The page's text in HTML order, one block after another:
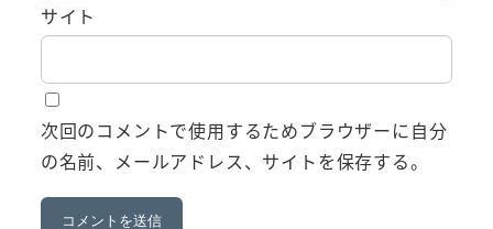
サイト
次回のコメントで使用するためブラウザーに自分
の名前、メールアドレス、サイトを保存する。